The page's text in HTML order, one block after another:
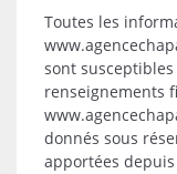
Toutes les
sont
renseignements
donnés sous
apportées